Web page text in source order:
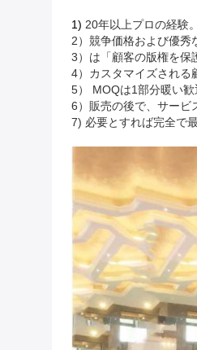
1) 20年以上プロの経験。
2）競争価格および優秀
3）は「顧客の版権を保
4）カスタマイズされる
5） MOQは1部分暖い歓
6）販売の後で、サービ
7) 必要とすれば完全で